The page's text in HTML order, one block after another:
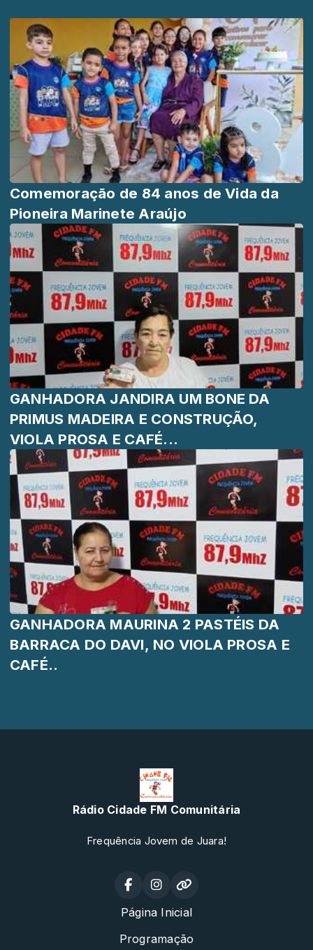
Comemoração de 84 anos de Vida da
Pioneira Marinete Araújo
GANHADORA JANDIRA UM BONE DA
PRIMUS MADEIRA E CONSTRUÇÃO,
VIOLA PROSA E CAFÉ...
GANHADORA MAURINA 2 PASTÉIS DA
BARRACA DO DAVI, NO VIOLA PROSA E
CAFÉ..
Rádio Cidade FM Comunitária
Frequência Jovem de Juara!
Página Inicial
Programação